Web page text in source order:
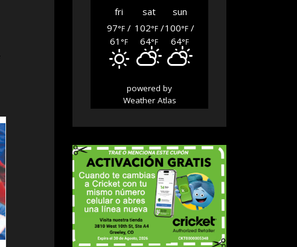
fri sat
sun
97°F /
61 °F
102°F/
64°F
100°F /
64°F
powered by
Weather Atlas